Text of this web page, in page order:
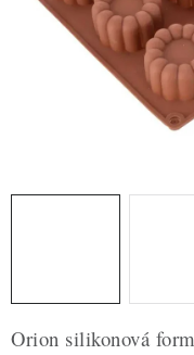
TÉMATICKÉ
PROFI BALENÍ
Hodnocení obchodu
Podmínky ochrany
Orion silikonová